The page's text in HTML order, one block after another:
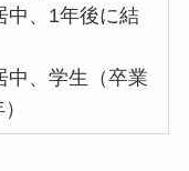
中、1年後に結
中、学生（卒業